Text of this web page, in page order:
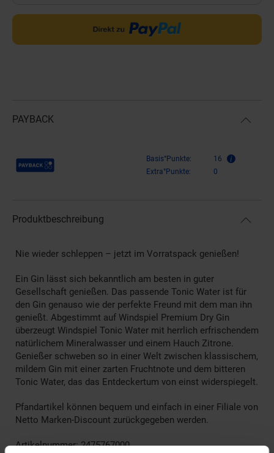
PAYBACK
Payback Punkte Basis°Punkte:
16
Extra°Punkte:
0
Produktbeschreibung
Nie wieder schleppen – jetzt im Vorratspack genießen!
Ein Gin lässt sich bekanntlich am besten in guter
Gesellschaft genießen. Das passende Tonic Water ist für
den Gin genauso wie der perfekte Freund mit dem man ihn
genießt. Abgestimmt auf Windspiel Premium Dry Gin
überzeugt Windspiel Tonic Water mit herrlich erfrischendem
natürlichem Mineralwasser und einem Hauch Zitrone.
Genießer schweben so in einer Welt zwischen klassischem,
mildem Gin mit einer zarten Fruchtnote und dem bitteren
Tonic Water, das das Entdeckertum von einst widerspiegelt.
Pfandartikel können bequem und einfach in einer Filiale von
Netto Marken-Discount zurückgegeben werden.
Artikelnummer: 2475767000